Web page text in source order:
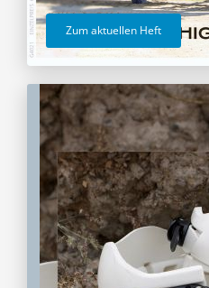
Zum aktuellen Heft